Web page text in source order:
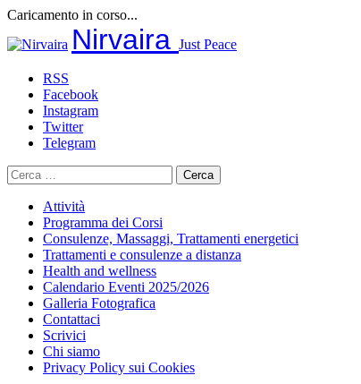
Caricamento in corso...
al
Nirvaira Just Peace
RSS
Facebook
Instagram
Twitter
Telegram
Ricerca
per:
Attività
Programma dei Corsi
Consulenze, Massaggi, Trattamenti energetici
Trattamenti e consulenze a distanza
Health and wellness
Calendario Eventi 2025/2026
Galleria Fotografica
Contattaci
Scrivici
Chi siamo
Privacy Policy sui Cookies